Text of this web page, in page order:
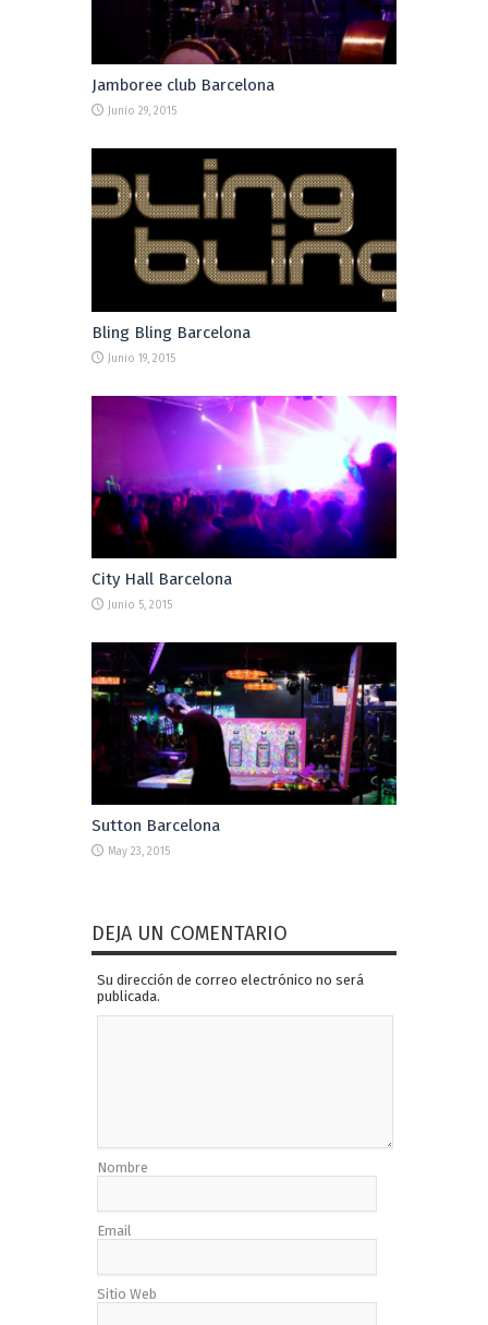
Jamboree club Barcelona
Junio 29, 2015
Bling Bling Barcelona
Junio 19, 2015
City Hall Barcelona
Junio 5, 2015
Sutton Barcelona
May 23, 2015
DEJA UN COMENTARIO
Su dirección de correo electrónico no será
publicada.
Nombre
Email
Sitio Web